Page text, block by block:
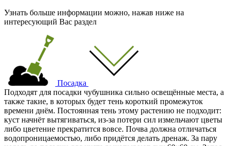
Узнать больше информации можно, нажав ниже на
интересующий Вас раздел
Посадка
Подходят для посадки чубушника сильно освещённые места, а
также такие, в которых будет тень короткий промежуток
времени днём. Постоянная тень этому растению не подходит:
куст начнёт вытягиваться, из-за потери сил измельчают цветы
либо цветение прекратится вовсе. Почва должна отличаться
водопроницаемостью, либо придётся делать дренаж. За пару